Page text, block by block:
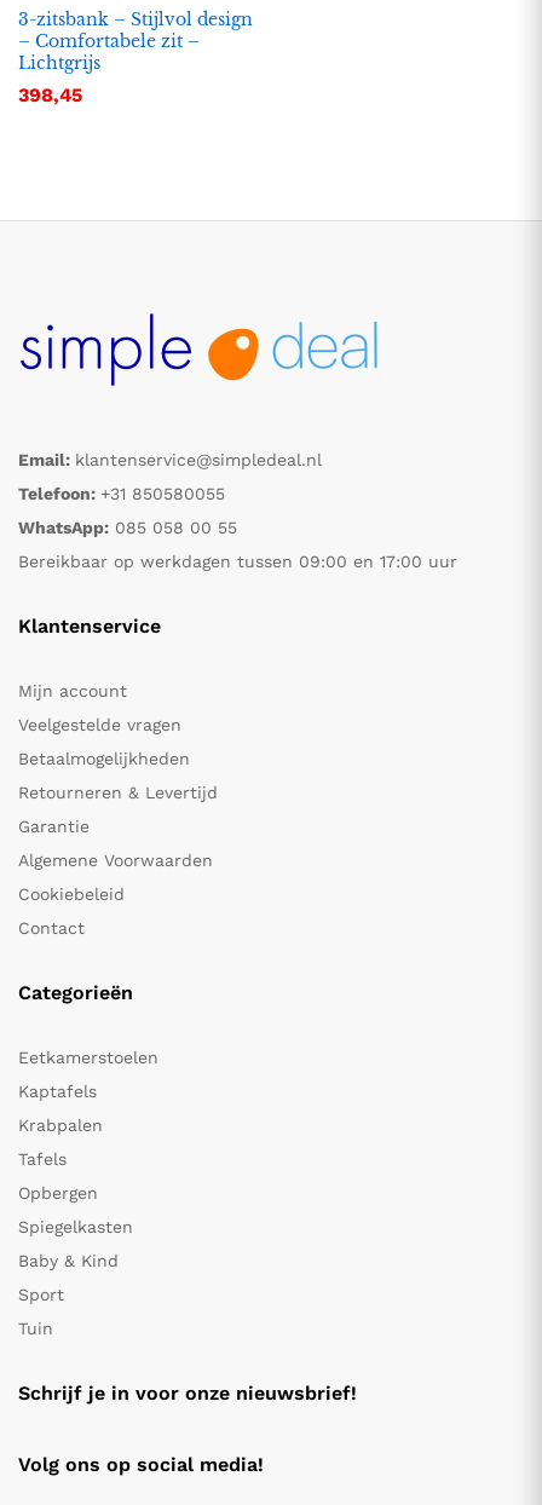
3-zitsbank – Stijlvol design
– Comfortabele zit –
Lichtgrijs
398,45
Email: klantenservice@simpledeal.nl
Telefoon: +31 850580055
WhatsApp: 085 058 00 55
Bereikbaar op werkdagen tussen 09:00 en 17:00 uur
Klantenservice
Mijn account
Veelgestelde vragen
Betaalmogelijkheden
Retourneren & Levertijd
Garantie
Algemene Voorwaarden
Cookiebeleid
Contact
Categorieën
Eetkamerstoelen
Kaptafels
Krabpalen
Tafels
Opbergen
Spiegelkasten
Baby & Kind
Sport
Tuin
Schrijf je in voor onze nieuwsbrief!
Volg ons op social media!